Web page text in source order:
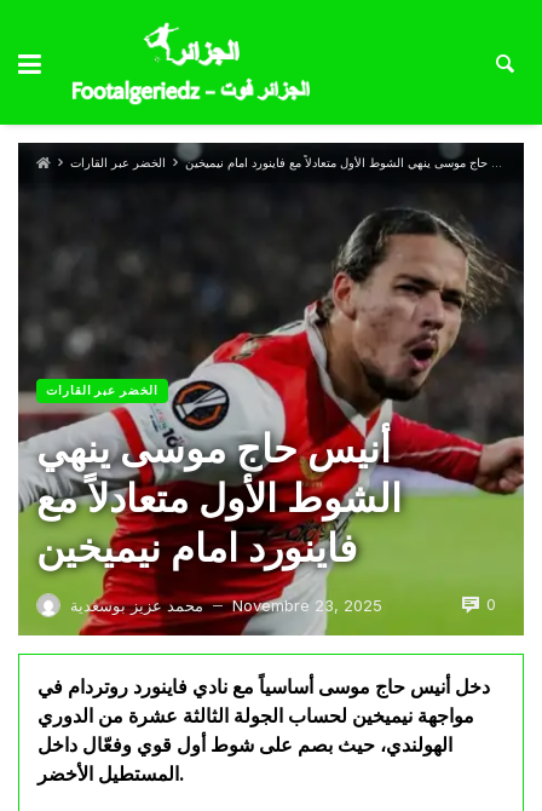
الخضر عبر القارات أنيس حاج موسى ينهي الشوط الأول متعادلاً مع فاينورد امام نيميخين
الخضر عبر القارات
أنيس حاج موسى ينهي
الشوط الأول متعادلاً مع
فاينورد امام نيميخين
محمد عزيز بوسعدية — Novembre 23, 2025 0
دخل أنيس حاج موسى أساسياً مع نادي فاينورد روتردام في
مواجهة نيميخين لحساب الجولة الثالثة عشرة من الدوري
الهولندي، حيث بصم على شوط أول قوي وفعّال داخل
المستطيل الأخضر.